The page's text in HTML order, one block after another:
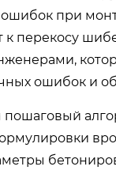
при
перекосу
ошибок и
пошаговый